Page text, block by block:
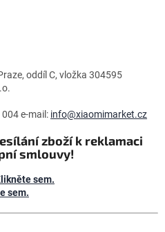
oddíl C, vložka 304595
e-mail: info@xiaomimarket.cz
zboží k reklamaci
smlouvy!
sem.
sem.